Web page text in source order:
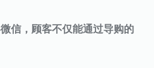
信，顾客不仅能通过导购的